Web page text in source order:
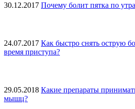
30.12.2017 Почему болит пятка по
24.07.2017 Как быстро снять острую
время приступа?
29.05.2018 Какие препараты
мышц?